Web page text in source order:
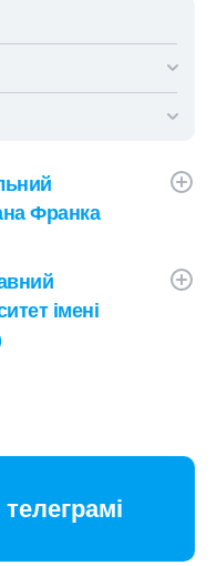
Франка
імені